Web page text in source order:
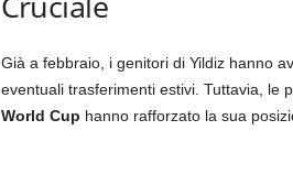
Già a febbraio, i genitori di Yildiz hanno
eventuali trasferimenti estivi. Tuttavia, le
World Cup hanno rafforzato la sua